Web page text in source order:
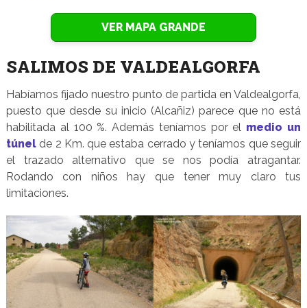
VER MAPA GRANDE
SALIMOS DE VALDEALGORFA
Habíamos fijado nuestro punto de partida en Valdealgorfa,
puesto que desde su inicio (Alcañiz) parece que no está
habilitada al 100 %. Además teníamos por el medio un
túnelde 2 Km. que estaba cerrado y teníamos que seguir
el trazado alternativo que se nos podía atragantar.
Rodando con niños hay que tener muy claro tus
limitaciones.